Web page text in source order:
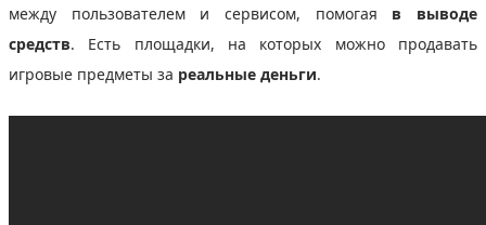
между пользователем и сервисом, помогая в выводе
средств. Есть площадки, на которых можно продавать
игровые предметы за реальные деньги.